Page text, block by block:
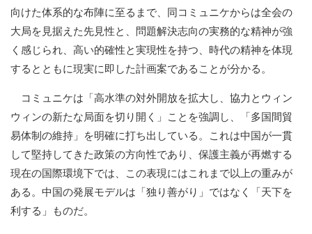
向けた体系的な布陣に至るまで、同コミュニケからは全会の
大局を見据えた先見性と、問題解決志向の実務的な精神が強
く感じられ、高い的確性と実現性を持つ、時代の精神を体現
するとともに現実に即した計画案であることが分かる。
コミュニケは「高水準の対外開放を拡大し、協力とウィン
ウィンの新たな局面を切り開く」ことを強調し、「多国間貿
易体制の維持」を明確に打ち出している。これは中国が一貫
して堅持してきた政策の方向性であり、保護主義が再燃する
現在の国際環境下では、この表現にはこれまで以上の重みが
ある。中国の発展モデルは「独り善がり」ではなく「天下を
利する」ものだ。